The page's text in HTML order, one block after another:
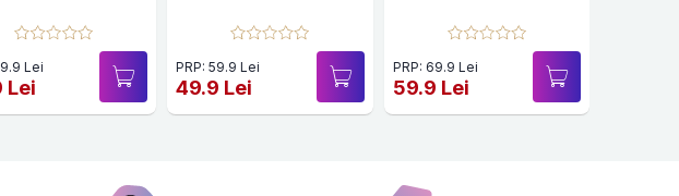
Lei
Lei
PRP: 59.9 Lei
49.9 Lei
PRP: 69.9 Lei
59.9 Lei